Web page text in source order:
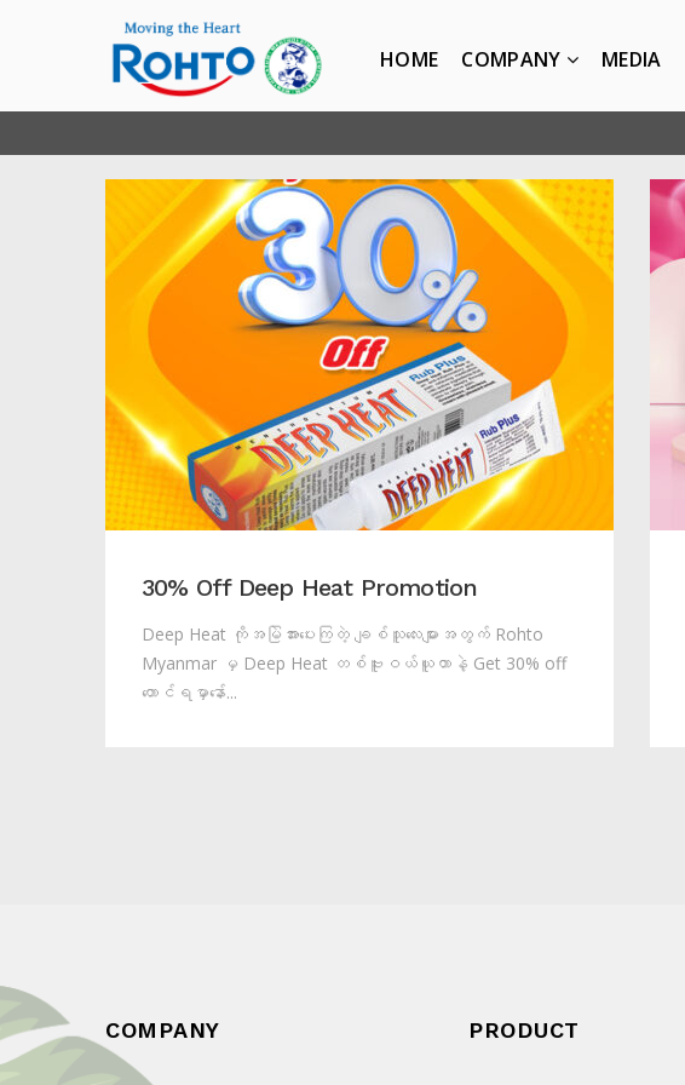
HOME COMPANY MEDIA
30% Off Deep Heat Promotion
Deep Heat ကိုအမြဲအားပေးကြတဲ့ ချစ်သူလေးများအတွက် Rohto
Myanmar မှ Deep Heat တစ်ဗူးဝယ်ယူတာနဲ့ Get 30% off
တောင်ရမှာနော်...
COMPANY PRODUCT